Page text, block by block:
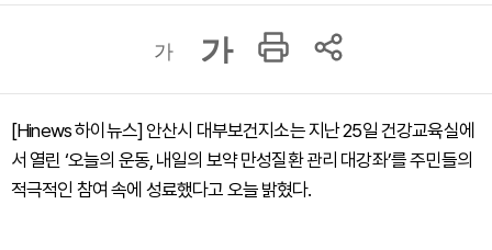
가 가
[Hinews 하이뉴스] 안산시 대부보건지소는 지난 25일 건강교육실에
서 열린 ‘오늘의 운동, 내일의 보약 만성질환 관리 대강좌’를 주민들의
적극적인 참여 속에 성료했다고 오늘 밝혔다.